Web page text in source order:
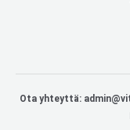
Ota yhteyttä: